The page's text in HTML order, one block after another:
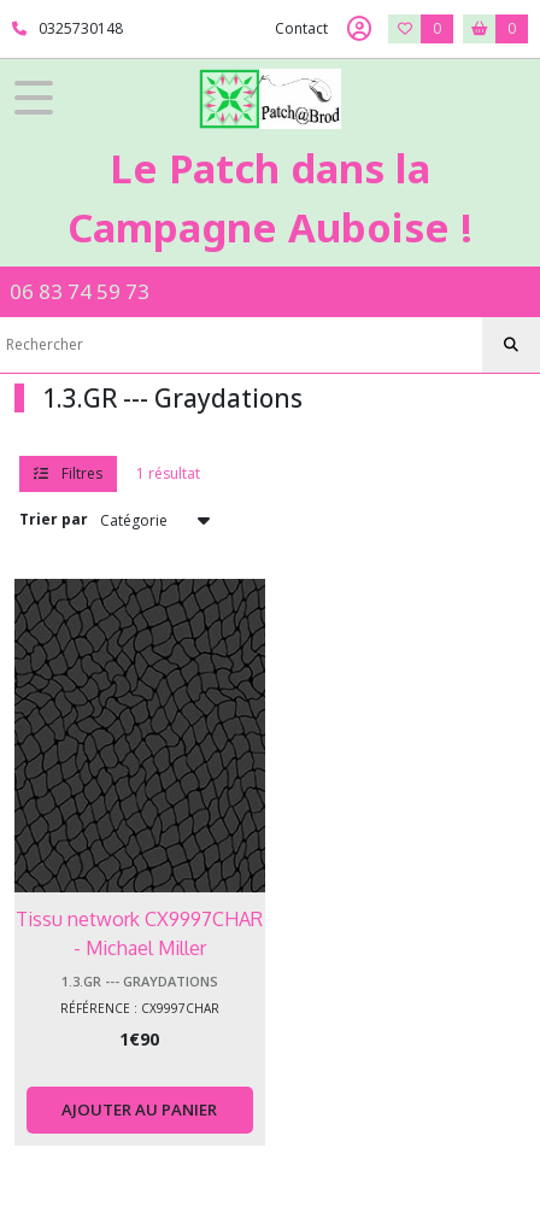
0325730148 Contact 0 0
Le Patch dans la
Campagne Auboise !
06 83 74 59 73
1.3.GR --- Graydations
Filtres 1 résultat
Trier par
Tissu network CX9997CHAR
- Michael Miller
1.3.GR --- GRAYDATIONS
RÉFÉRENCE : CX9997CHAR
1€90
AJOUTER AU PANIER
Fermer
FILTRES
Tissus
Patch
1.2.MM
-
Michael
Miller
1.3.BS
-
Sale
Baked
with
love
(4)
1.3.BW
-
-
Black
&
White
1.3.DW
-
(1)